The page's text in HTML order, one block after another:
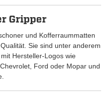
Gripper
und Kofferraummatten
Sie sind unter anderem
Hersteller-Logos wie
Ford oder Mopar und